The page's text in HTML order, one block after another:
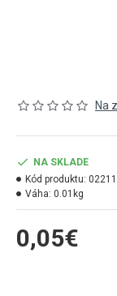
Na
0,05€
NA SKLADE
Kód produktu:
Váha: 0.01kg